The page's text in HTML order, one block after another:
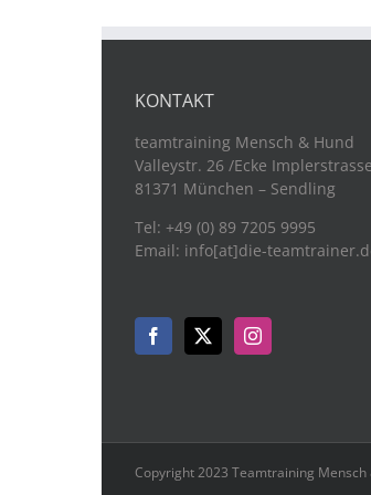
KONTAKT
teamtraining Mensch & Hund
Valleystr. 26 /Ecke Implerstrasse
81371 München – Sendling
Tel: +49 (0) 89 7205 9995
Email: info[at]die-
Copyright 2023 Teamtraining